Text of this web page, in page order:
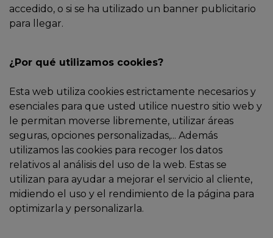
accedido, o si se ha utilizado un banner publicitario
para llegar.
¿Por qué utilizamos cookies?
Esta web utiliza cookies estrictamente necesarios y
esenciales para que usted utilice nuestro sitio web y
le permitan moverse libremente, utilizar áreas
seguras, opciones personalizadas,... Además
utilizamos las cookies para recoger los datos
relativos al análisis del uso de la web. Estas se
utilizan para ayudar a mejorar el servicio al cliente,
midiendo el uso y el rendimiento de la página para
optimizarla y personalizarla.